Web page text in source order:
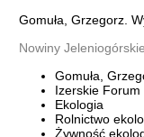
Gomuła, Grzegorz.
Nowiny
Gomuła,
Izerskie
Ekologia
Rolnictwo
Żywność